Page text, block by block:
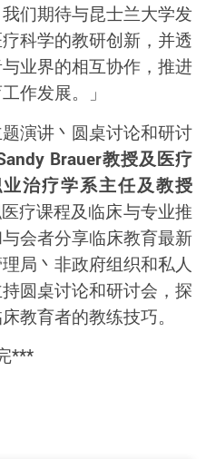
们期待与昆士兰大学发
科学的教研创新，并透
业界的相互协作，推进
作发展。」
演讲丶圆桌讨论和研讨
Brauer教授及医疗
治疗学系主任及教授
疗课程及临床与专业推
会者分享临床教育最新
局丶非政府组织和私人
圆桌讨论和研讨会，探
教育者的教练技巧。
***